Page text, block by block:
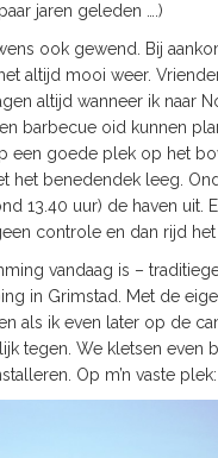
jaren geleden ….)
ook gewend. Bij
altijd mooi weer.
altijd wanneer ik naar
barbecue oid kunnen
een goede plek op het
het benedendek leeg.
13.40 uur) de haven uit.
controle en dan rijd
vandaag is –
in Grimstad. Met de
als ik even later op de
tegen. We kletsen even
Op m’n vaste plek: